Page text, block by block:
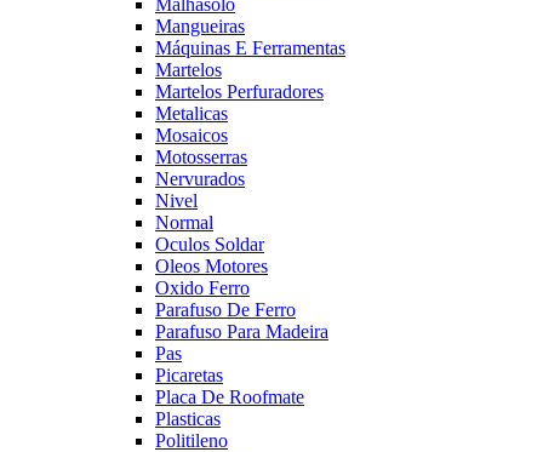
Malhasolo
Mangueiras
Máquinas E Ferramentas
Martelos
Martelos Perfuradores
Metalicas
Mosaicos
Motosserras
Nervurados
Nivel
Normal
Oculos Soldar
Oleos Motores
Oxido Ferro
Parafuso De Ferro
Parafuso Para Madeira
Pas
Picaretas
Placa De Roofmate
Plasticas
Politileno